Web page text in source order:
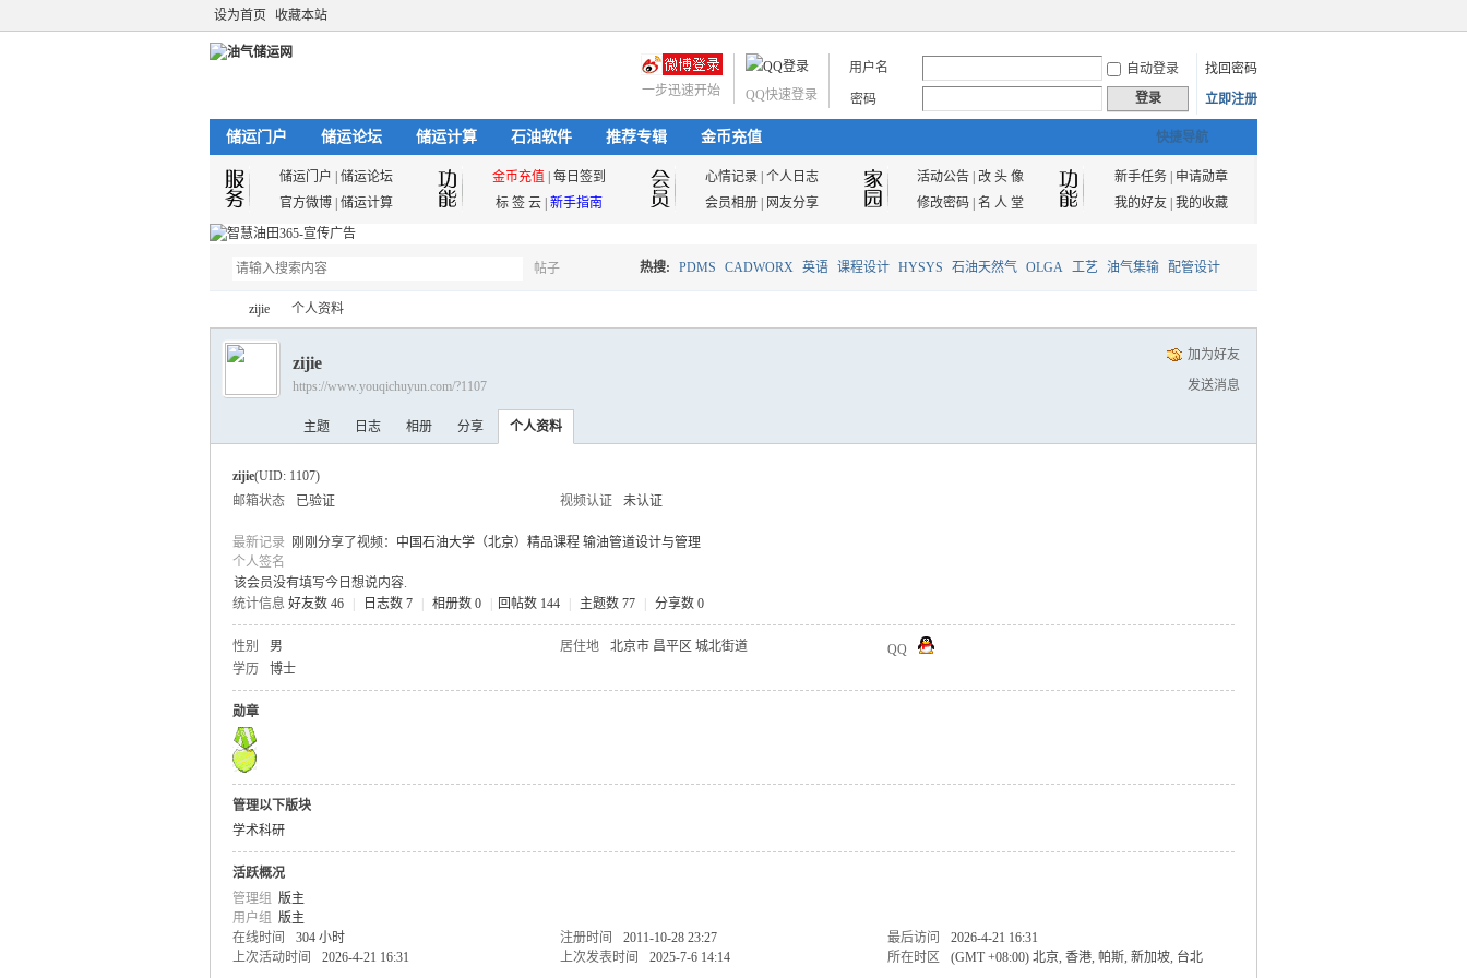
设为首页 收藏本站
用户名 自动登录
找回密码
密码
登录 立即注册
QQ快速登录
一步迅速开始
快捷导航
储运门户 储运论坛 储运计算 石油软件 推荐专辑 金币充值
储运门户 储运论坛 金币充值 每日签到 心情记录 个人日志 活动公告| 改 头 像 新手任务|
申请勋章
官方微博 储运计算 标 签 云 新手指南 会员相册 网友分享 修改密码| 名 人 堂 我的好友| 我的收藏
帖子 热搜: PDMS CADWORX 英语 课程设计 HYSYS 石油天然气 OLGA 工艺 油气集输 配管设计
›
zijie
›
个人资料
加为好友
发送消息
zijie
https://www.youqichuyun.com/?1107
主题 日志 相册 分享 个人资料
zijie(UID: 1107)
邮箱状态
已验证 视频认证 未认证
最新记录 刚刚分享了视频： 中国石油大学（北京）精品课程 输油管道设计与管理
个人签名
该会员没有填写今日想说内容.
统计信息 好友数 46 日志数 7 相册数 0 回帖数 144 主题数 77 分享数 0
性别 男 居住地 北京市 昌平区 城北街道
QQ
学历
博士
勋章
管理以下版块
学术科研
活跃概况
管理组 版主
用户组 版主
在线时间
304 小时 注册时间 2011-10-28 23:27 最后访问
2026-4-21 16:31
上次活动时间
2026-4-21 16:31 上次发表时间 2025-7-6 14:14 所在时区 (GMT +08:00) 北京, 香港, 帕斯, 新加坡, 台北